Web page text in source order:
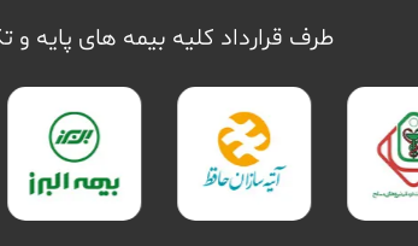
طرف قرارداد کلیه بیمه های